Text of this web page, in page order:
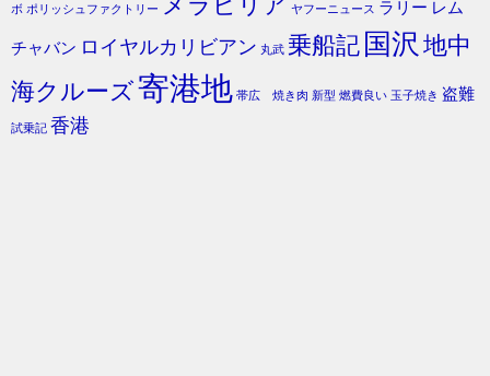
ボ ポリッシュファクトリー ヤフーニュース ラリー レム
チャバン ロイヤルカリビアン 丸武 乗船記 国沢 地中
海クルーズ寄港地 帯広 焼き肉 新型 燃費良い 玉子焼き 盗難
試乗記 香港